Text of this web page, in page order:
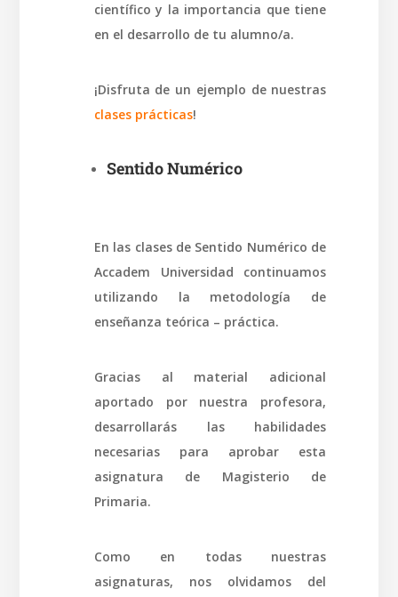
científico y la importancia que tiene
en el desarrollo de tu alumno/a.
¡Disfruta de un ejemplo de nuestras
clases prácticas!
Sentido Numérico
En las clases de Sentido Numérico de
Accadem Universidad continuamos
utilizando la metodología de
enseñanza teórica – práctica.
Gracias al material adicional
aportado por nuestra profesora,
desarrollarás las habilidades
necesarias para aprobar esta
asignatura de Magisterio de
Primaria.
Como en todas nuestras
asignaturas, nos olvidamos del